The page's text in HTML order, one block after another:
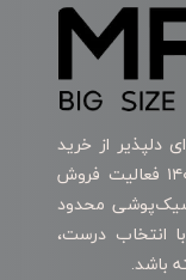
دلپذیر از خرید
لباس برای آقایان سایز بزرگ، در سال ۱۴۰۳ فعالیت فروش
شیک‌پوشی محدود
انتخاب درست،
باشد.